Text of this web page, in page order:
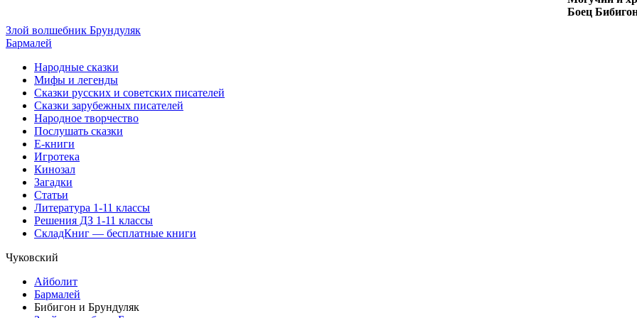
Боец
Злой волшебник Брундуляк
Бармалей
Народные сказки
Мифы и легенды
Сказки русских и советских писателей
Сказки зарубежных писателей
Народное творчество
Послушать сказки
Е-книги
Игротека
Кинозал
Загадки
Статьи
Литература 1-11 классы
Решения ДЗ 1-11 классы
СкладКниг — бесплатные книги
Чуковский
Айболит
Бармалей
Бибигон и Брундуляк